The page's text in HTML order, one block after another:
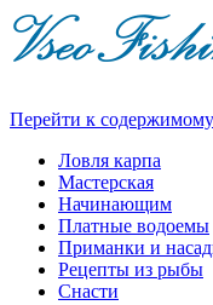
Перейти к содержимому
Ловля карпа
Мастерская
Начинающим
Платные водоемы
Приманки и
Рецепты из рыбы
Снасти